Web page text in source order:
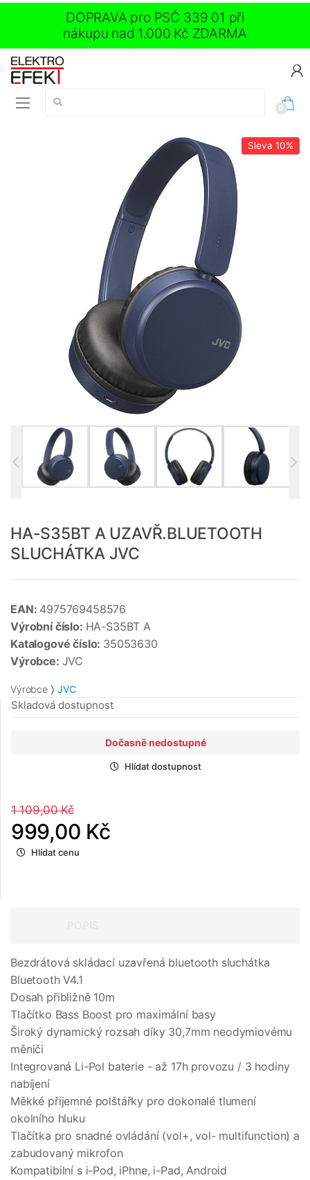
DOPRAVA pro PSČ 339 01 při
nákupu nad 1.000 Kč ZDARMA
Vyhledávání:
0
Sleva 10%
HA-S35BT A UZAVŘ.BLUETOOTH
SLUCHÁTKA JVC
EAN: 4975769458576
Výrobní číslo: HA-S35BT A
Katalogové číslo: 35053630
Výrobce: JVC
Výrobce JVC
Skladová dostupnost
Dočasně nedostupné
Hlídat dostupnost
1 109,00 Kč
999,00 Kč
Hlídat cenu
Bezdrátová skládací uzavřená bluetooth sluchátka
Bluetooth V4.1
Dosah přibližně 10m
Tlačítko Bass Boost pro maximální basy
Široký dynamický rozsah díky 30,7mm neodymiovému
měniči
Integrovaná Li-Pol baterie - až 17h provozu / 3 hodiny
nabíjení
Měkké příjemné polštářky pro dokonalé tlumení
okolního hluku
Tlačítka pro snadné ovládání (vol+, vol- multifunction) a
zabudovaný mikrofon
Kompatibilní s i-Pod, iPhne, i-Pad, Android